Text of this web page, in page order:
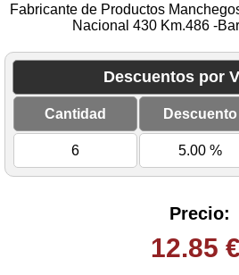
Fabricante de Productos
Nacional 430 Km.486 -
Descuentos por
Cantidad Descuento
6 5.00 %
Precio:
12.85 €